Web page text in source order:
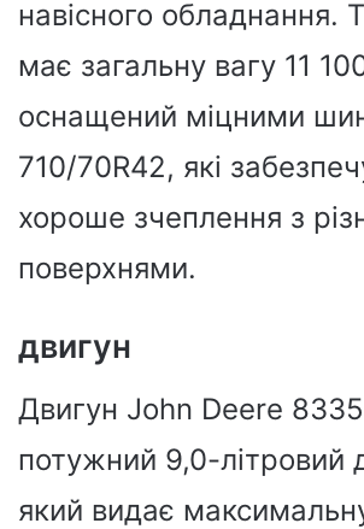
навісного обладнання.
має загальну вагу 11
оснащений міцними
710/70R42, які
хороше зчеплення з
поверхнями.
двигун
Двигун John Deere
потужний 9,0-літровий
який видає